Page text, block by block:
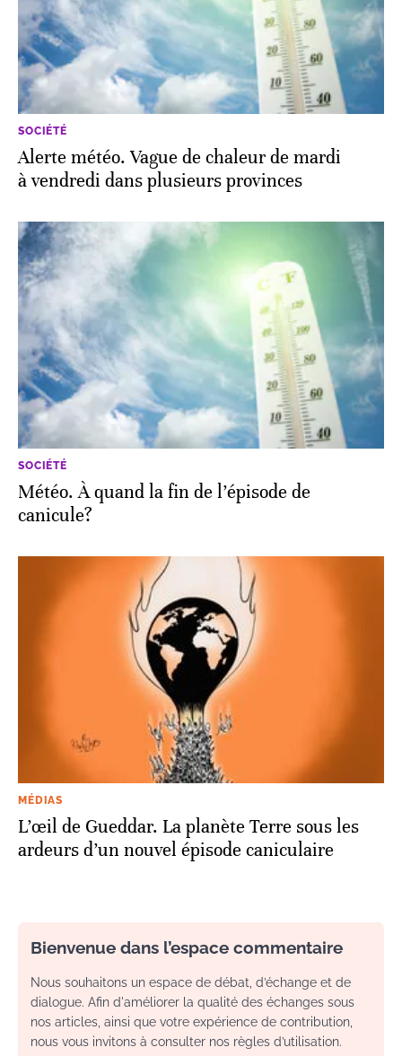
SOCIÉTÉ
Alerte météo. Vague de chaleur de mardi
à vendredi dans plusieurs provinces
SOCIÉTÉ
Météo. À quand la fin de l’épisode de
canicule?
MÉDIAS
L’œil de Gueddar. La planète Terre sous les
ardeurs d’un nouvel épisode caniculaire
Bienvenue dans l’espace commentaire
Nous souhaitons un espace de débat, d’échange et de
dialogue. Afin d'améliorer la qualité des échanges sous
nos articles, ainsi que votre expérience de contribution,
nous vous invitons à consulter nos règles d’utilisation.